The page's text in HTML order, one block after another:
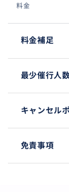
料金
料金補足
最少催行人
キャンセル
免責事項